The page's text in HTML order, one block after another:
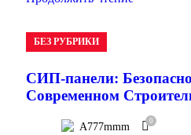
БЕЗ РУБРИКИ
СИП-панели:
Современном
A777mmm 0